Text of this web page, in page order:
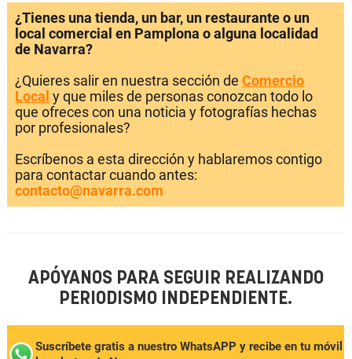
¿Tienes una tienda, un bar, un restaurante o un
local comercial en Pamplona o alguna localidad
de Navarra?
¿Quieres salir en nuestra sección de Comercio
Local y que miles de personas conozcan todo lo
que ofreces con una noticia y fotografías hechas
por profesionales?
Escríbenos a esta dirección y hablaremos contigo
para contactar cuando antes:
contacto@navarra.com
APÓYANOS PARA SEGUIR REALIZANDO
PERIODISMO INDEPENDIENTE.
Suscríbete gratis a nuestro WhatsAPP y recibe en tu móvil